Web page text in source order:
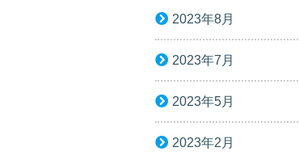
2023年8月
2023年7月
2023年5月
2023年2月